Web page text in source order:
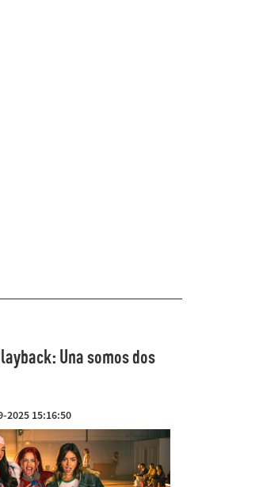
Una somos dos
2025 15:16:50